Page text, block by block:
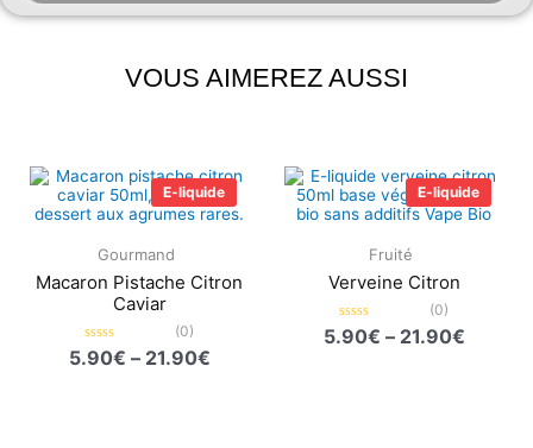
VOUS AIMEREZ AUSSI
E-liquide
Gourmand
Macaron Pistache Citron
Caviar
Note
0
(0)
5.90€ – 21.90€
de
prix :
5.90€
à
21.90€
E-liquide
Fruité
Verveine Citron
Note
0
(0)
5.90€ – 21.90€
de
prix :
5.90€
à
21.90€